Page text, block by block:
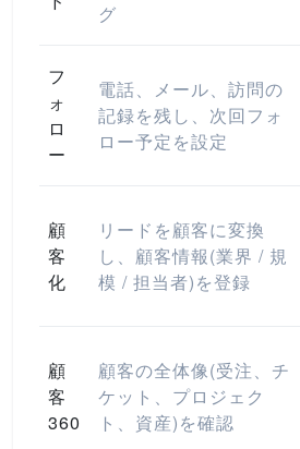
グ
フ
ォ
ロ
ー
電話、メール、訪問の
記録を残し、次回フォ
ロー予定を設定
顧
客
化
リードを顧客に変換
し、顧客情報(業界 / 規
模 / 担当者)を登録
顧
客
360
顧客の全体像(受注、チ
ケット、プロジェク
ト、資産)を確認